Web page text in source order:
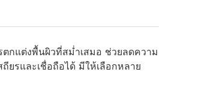
กแต่งพื้นผิวที่สม่ำเสมอ ช่วยลดความ
รและเชื่อถือได้ มีให้เลือกหลาย